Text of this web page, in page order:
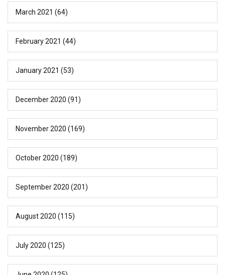
March 2021 (64)
February 2021 (44)
January 2021 (53)
December 2020 (91)
November 2020 (169)
October 2020 (189)
September 2020 (201)
August 2020 (115)
July 2020 (125)